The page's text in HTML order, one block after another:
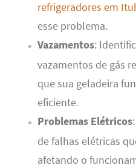
refrigeradores em
esse problema.
Vazamentos:
vazamentos de gás
que sua geladeira
eficiente.
Problemas Elétricos
de falhas elétricas
afetando o